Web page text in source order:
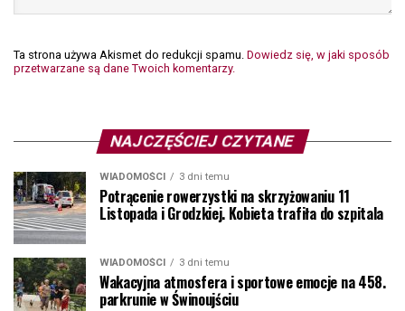
Ta strona używa Akismet do redukcji spamu. Dowiedz się, w jaki sposób
przetwarzane są dane Twoich komentarzy.
NAJCZĘŚCIEJ CZYTANE
WIADOMOŚCI 3 dni temu
Potrącenie rowerzystki na skrzyżowaniu 11
Listopada i Grodzkiej. Kobieta trafiła do szpitala
WIADOMOŚCI 3 dni temu
Wakacyjna atmosfera i sportowe emocje na 458.
parkrunie w Świnoujściu